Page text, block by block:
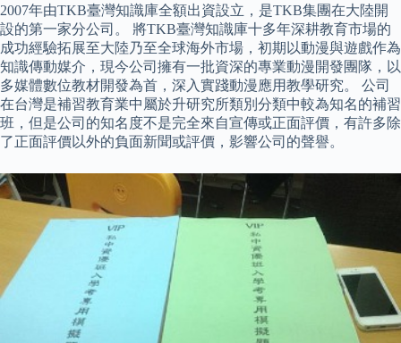
2007年由TKB臺灣知識庫全額出資設立，是TKB集團在大陸開
設的第一家分公司。 將TKB臺灣知識庫十多年深耕教育市場的
成功經驗拓展至大陸乃至全球海外市場，初期以動漫與遊戲作為
知識傳動媒介，現今公司擁有一批資深的專業動漫開發團隊，以
多媒體數位教材開發為首，深入實踐動漫應用教學研究。 公司
在台灣是補習教育業中屬於升研究所類別分類中較為知名的補習
班，但是公司的知名度不是完全來自宣傳或正面評價，有許多除
了正面評價以外的負面新聞或評價，影響公司的聲譽。